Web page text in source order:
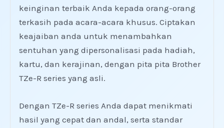
keinginan terbaik Anda kepada orang-orang
terkasih pada acara-acara khusus. Ciptakan
keajaiban anda untuk menambahkan
sentuhan yang dipersonalisasi pada hadiah,
kartu, dan kerajinan, dengan pita pita Brother
TZe-R series yang asli.
Dengan TZe-R series Anda dapat menikmati
hasil yang cepat dan andal, serta standar